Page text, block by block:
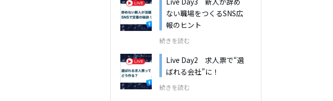
ない職場をつくるSNS広
報のヒント
続きを読む
Live Day2 求人票で“選
ばれる会社”に！
続きを読む